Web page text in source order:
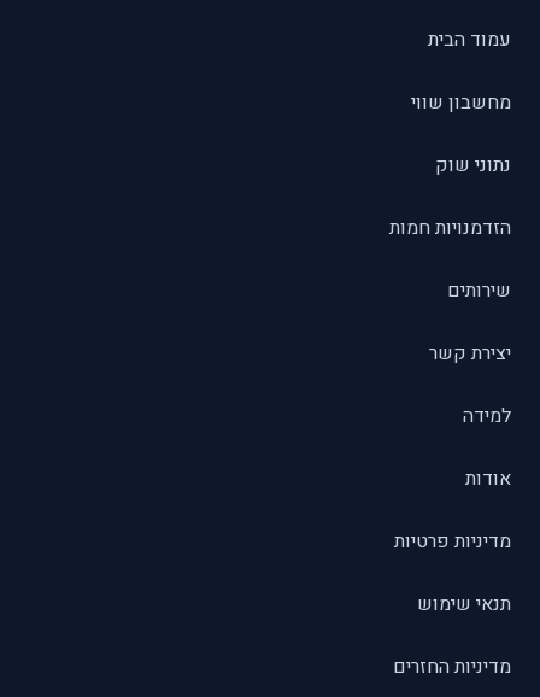
עמוד הבית
מחשבון שווי
נתוני שוק
הזדמנויות חמות
שירותים
יצירת קשר
למידה
אודות
מדיניות פרטיות
תנאי שימוש
מדיניות החזרים